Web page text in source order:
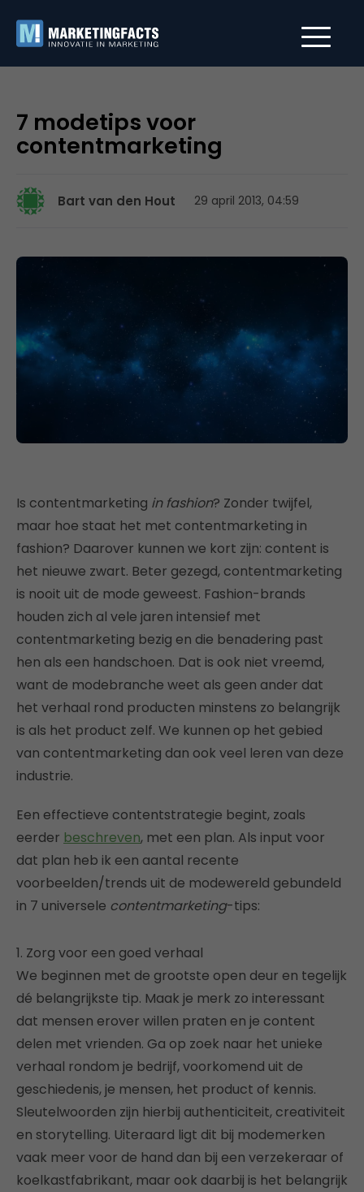
7 modetips voor
contentmarketing
Bart van den Hout 29 april 2013, 04:59
Is contentmarketing in fashion? Zonder twijfel,
maar hoe staat het met contentmarketing in
fashion? Daarover kunnen we kort zijn: content is
het nieuwe zwart. Beter gezegd, contentmarketing
is nooit uit de mode geweest. Fashion-brands
houden zich al vele jaren intensief met
contentmarketing bezig en die benadering past
hen als een handschoen. Dat is ook niet vreemd,
want de modebranche weet als geen ander dat
het verhaal rond producten minstens zo belangrijk
is als het product zelf. We kunnen op het gebied
van contentmarketing dan ook veel leren van deze
industrie.
Een effectieve contentstrategie begint, zoals
eerder beschreven, met een plan. Als input voor
dat plan heb ik een aantal recente
voorbeelden/trends uit de modewereld gebundeld
in 7 universele contentmarketing-tips:
1. Zorg voor een goed verhaal
We beginnen met de grootste open deur en tegelijk
dé belangrijkste tip. Maak je merk zo interessant
dat mensen erover willen praten en je content
delen met vrienden. Ga op zoek naar het unieke
verhaal rondom je bedrijf, voorkomend uit de
geschiedenis, je mensen, het product of kennis.
Sleutelwoorden zijn hierbij authenticiteit, creativiteit
en storytelling. Uiteraard ligt dit bij modemerken
vaak meer voor de hand dan bij een verzekeraar of
koelkastfabrikant, maar ook daarbij is het belangrijk